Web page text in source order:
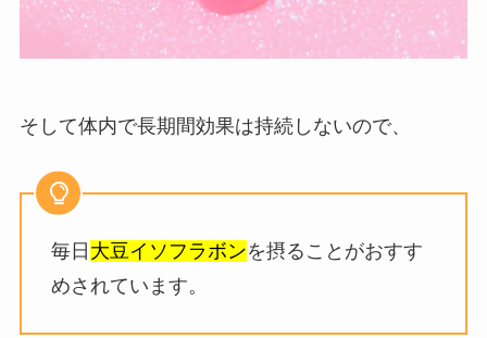
そして体内で長期間効果は持続しないので、
毎日 大豆イソフラボンを摂ることがおすす
めされています。